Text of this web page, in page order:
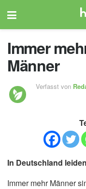
Immer
Männer
Verfasst von
In Deutschland
Immer mehr Männer